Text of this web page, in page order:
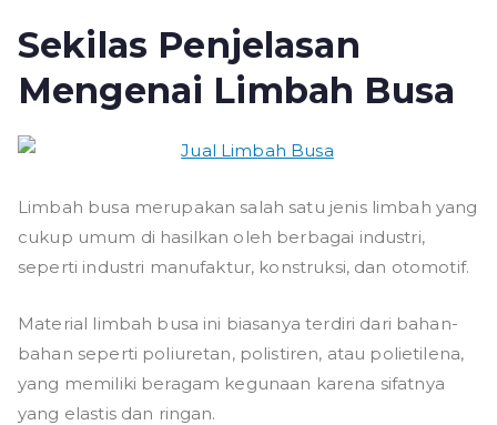
Sekilas Penjelasan
Mengenai Limbah Busa
Limbah busa merupakan salah satu jenis limbah yang
cukup umum di hasilkan oleh berbagai industri,
seperti industri manufaktur, konstruksi, dan otomotif.
Material limbah busa ini biasanya terdiri dari bahan-
bahan seperti poliuretan, polistiren, atau polietilena,
yang memiliki beragam kegunaan karena sifatnya
yang elastis dan ringan.